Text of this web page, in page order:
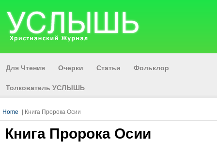
Для Чтения Очерки Статьи Фольклор
Толкователь УСЛЫШЬ
Home | Книга Пророка Осии
Книга Пророка Осии